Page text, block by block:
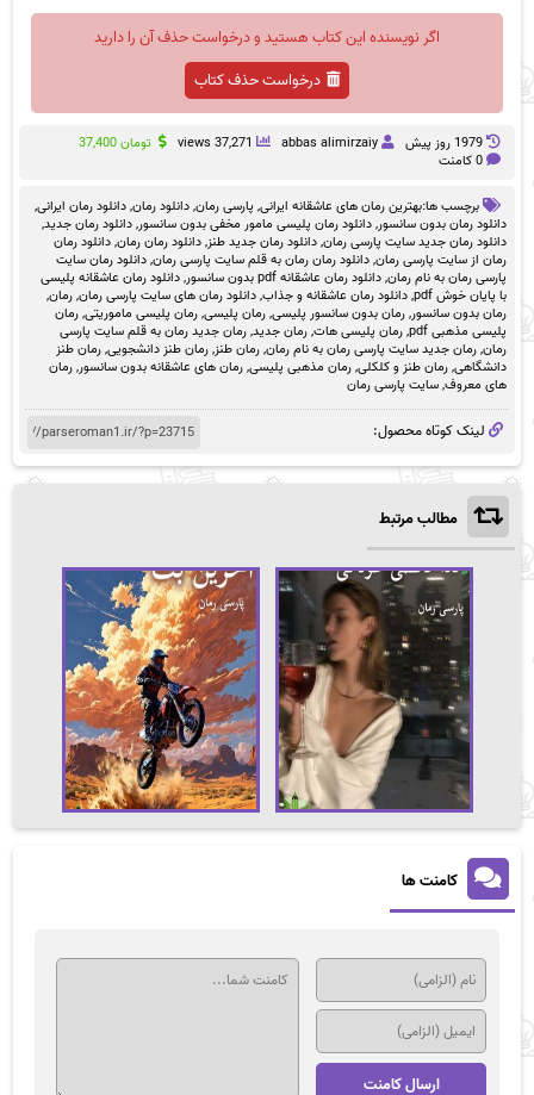
اگر نویسنده این کتاب هستید و درخواست حذف آن را دارید
درخواست حذف کتاب
1979 روز پيش abbas alimirzaiy
37,271 views تومان37,400
0 کامنت
برچسب ها:بهترین رمان های عاشقانه ایرانی, پارسی رمان,دانلود رمان,دانلود رمان ایرانی,
دانلود رمان بدون سانسور,دانلود رمان پلیسی مامور مخفی بدون سانسور,دانلود رمان جدید,
دانلود رمان جدید سایت پارسی رمان,دانلود رمان جدید طنز,دانلود رمان رمان,دانلود رمان
رمان از سایت پارسی رمان,دانلود رمان رمان به قلم سایت پارسی رمان,دانلود رمان سایت
پارسی رمان به نام رمان,دانلود رمان عاشقانه pdf بدون سانسور ,دانلود رمان عاشقانه پلیسی
با پایان خوش pdf
,دانلود رمان عاشقانه و جذاب,دانلود رمان های سایت پارسی رمان,رمان,
رمان بدون سانسور,رمان بدون سانسور پلیسی,رمان پلیسی,رمان پلیسی ماموریتی,رمان
پلیسی مذهبی pdf
,رمان پلیسی هات,رمان جدید,رمان جدید رمان به قلم سایت پارسی
رمان,رمان جدید سایت پارسی رمان به نام رمان,رمان طنز,رمان طنز دانشجویی,رمان طنز
دانشگاهی,رمان طنز و کلکلی,رمان مذهبی پلیسی,رمان های عاشقانه بدون سانسور,رمان
های معروف,سایت پارسی رمان
لینک کوتاه محصول:
مطالب مرتبط
کامنت ها